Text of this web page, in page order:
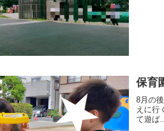
保育
8月の
えに行
て遊ば